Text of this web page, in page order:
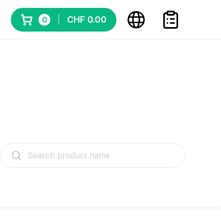
Wir freuen uns auf Ihren Besuch!
0 CHF 0.00